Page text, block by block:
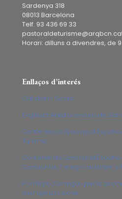
Sardenya 318
08013 Barcelona
Telf. 93 436 69 33
Horari: dilluns a divendres, de 9
Enllaços d’interés
Catalonia Sacra
Església Arxidiocesana de
Conferencia Episcopal
Turismo
Conferencia Episcopal
Santuarios, Peregrinaciones y
Pontificio Consiglio per la
evangelizzazione